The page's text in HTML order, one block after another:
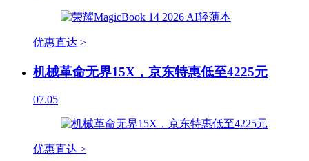
优惠直达 >
机械革命无界15X，京东特惠低至4225元
07.05
优惠直达 >